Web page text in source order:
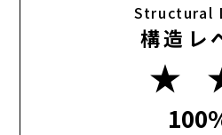
Structural
構造レ
★